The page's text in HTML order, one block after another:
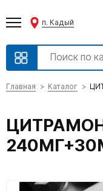
п. Кадый
Главная Каталог